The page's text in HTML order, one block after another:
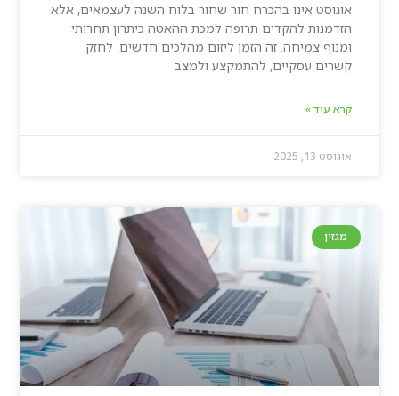
אוגוסט אינו בהכרח חור שחור בלוח השנה לעצמאים, אלא
הזדמנות להקדים תרופה למכת ההאטה כיתרון תחרותי
ומנוף צמיחה. זה הזמן ליזום מהלכים חדשים, לחזק
קשרים עסקיים, להתמקצע ולמצב
קרא עוד »
אוגוסט 13, 2025
מגזין